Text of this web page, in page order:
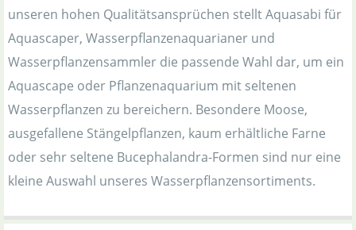
unseren hohen Qualitätsansprüchen stellt Aquasabi für
Aquascaper, Wasserpflanzenaquarianer und
Wasserpflanzensammler die passende Wahl dar, um ein
Aquascape oder Pflanzenaquarium mit seltenen
Wasserpflanzen zu bereichern. Besondere Moose,
ausgefallene Stängelpflanzen, kaum erhältliche Farne
oder sehr seltene Bucephalandra-Formen sind nur eine
kleine Auswahl unseres Wasserpflanzensortiments.